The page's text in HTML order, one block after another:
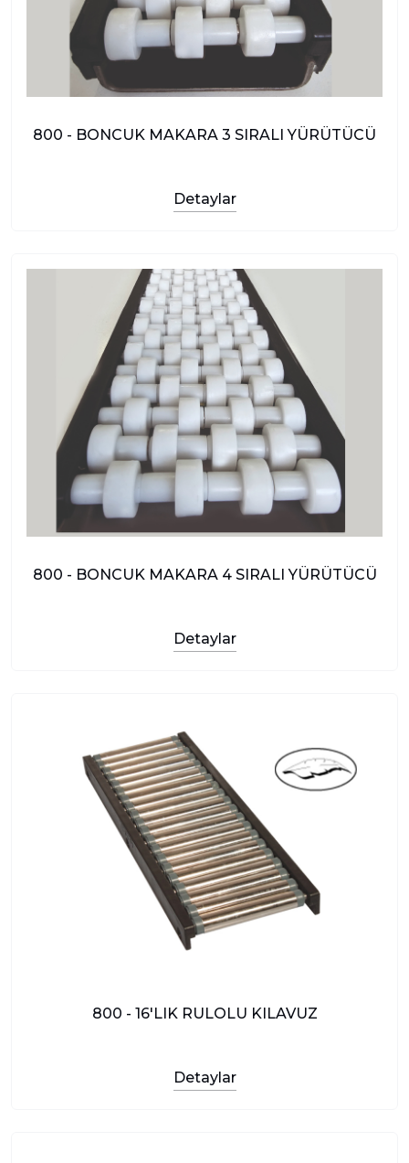
800 - BONCUK MAKARA 3 SIRALI YÜRÜTÜCÜ
Detaylar
800 - BONCUK MAKARA 4 SIRALI YÜRÜTÜCÜ
Detaylar
800 - 16'LIK RULOLU KILAVUZ
Detaylar